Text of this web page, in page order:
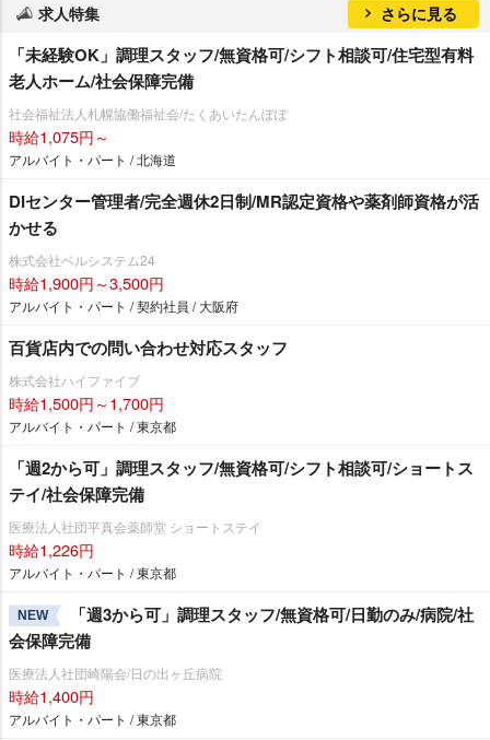
求人特集 さらに見る
「未経験OK」調理スタッフ/無資格可/シフト相談可/住宅型有料
老人ホーム/社会保障完備
社会福祉法人札幌協働福祉会/たくあいたんぽぽ
時給1,075円～
アルバイト・パート / 北海道
DIセンター管理者/完全週休2日制/MR認定資格や薬剤師資格が活
かせる
株式会社ベルシステム24
時給1,900円～3,500円
アルバイト・パート / 契約社員 / 大阪府
百貨店内での問い合わせ対応スタッフ
株式会社ハイファイブ
時給1,500円～1,700円
アルバイト・パート / 東京都
「週2から可」調理スタッフ/無資格可/シフト相談可/ショートス
テイ/社会保障完備
医療法人社団平真会薬師堂 ショートステイ
時給1,226円
アルバイト・パート / 東京都
NEW
「週3から可」調理スタッフ/無資格可/日勤のみ/病院/社
会保障完備
医療法人社団崎陽会/日の出ヶ丘病院
時給1,400円
アルバイト・パート / 東京都